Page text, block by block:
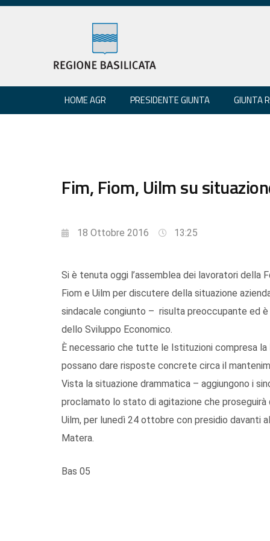
HOME AGR PRESIDENTE GIUNTA GIUNTA
Fim, Fiom, Uilm su
18 Ottobre 2016 13:25
Si è tenuta oggi l’assemblea dei lavoratori della
Fiom e Uilm per discutere della situazione
sindacale congiunto – risulta preoccupante ed
dello Sviluppo Economico.
È necessario che tutte le Istituzioni compresa
possano dare risposte concrete circa il
Vista la situazione drammatica – aggiungono i
proclamato lo stato di agitazione che
Uilm, per lunedì 24 ottobre con presidio
Matera.
Bas 05